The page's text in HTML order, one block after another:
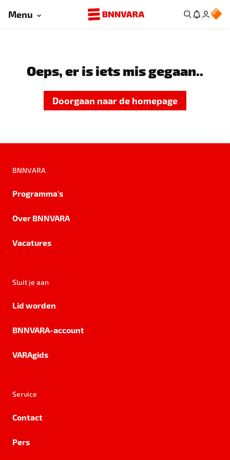
Menu
Oeps, er is iets mis gegaan..
Doorgaan naar de homepage
BNNVARA
Programma's
Over BNNVARA
Vacatures
Sluit je aan
Lid worden
BNNVARA-account
VARAgids
Service
Contact
Pers